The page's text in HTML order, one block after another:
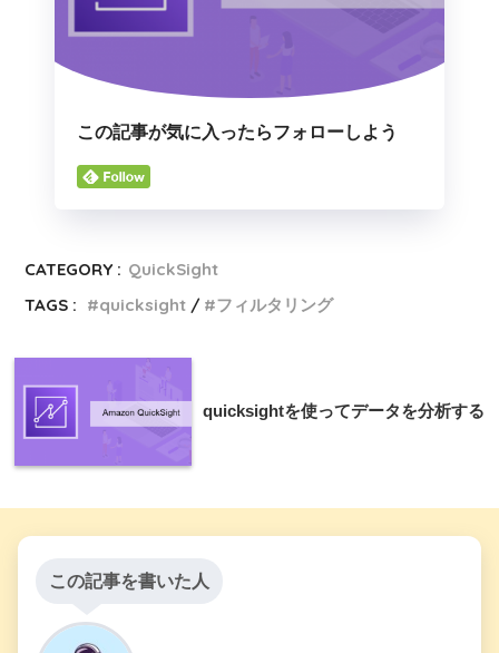
この記事が気に入ったらフォローしよう
CATEGORY : QuickSight
TAGS :
quicksight フィルタリング
quicksightを使ってデータを分析する
この記事を書いた人